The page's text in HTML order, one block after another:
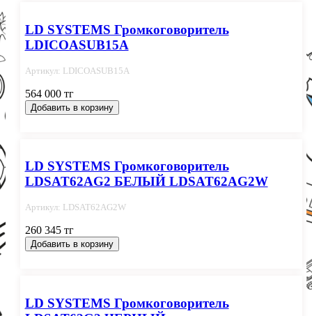
LD SYSTEMS Громкоговоритель
LDICOASUB15A
Артикул: LDICOASUB15A
564 000 тг
Добавить в корзину
LD SYSTEMS Громкоговоритель
LDSAT62AG2 БЕЛЫЙ LDSAT62AG2W
Артикул: LDSAT62AG2W
260 345 тг
Добавить в корзину
LD SYSTEMS Громкоговоритель